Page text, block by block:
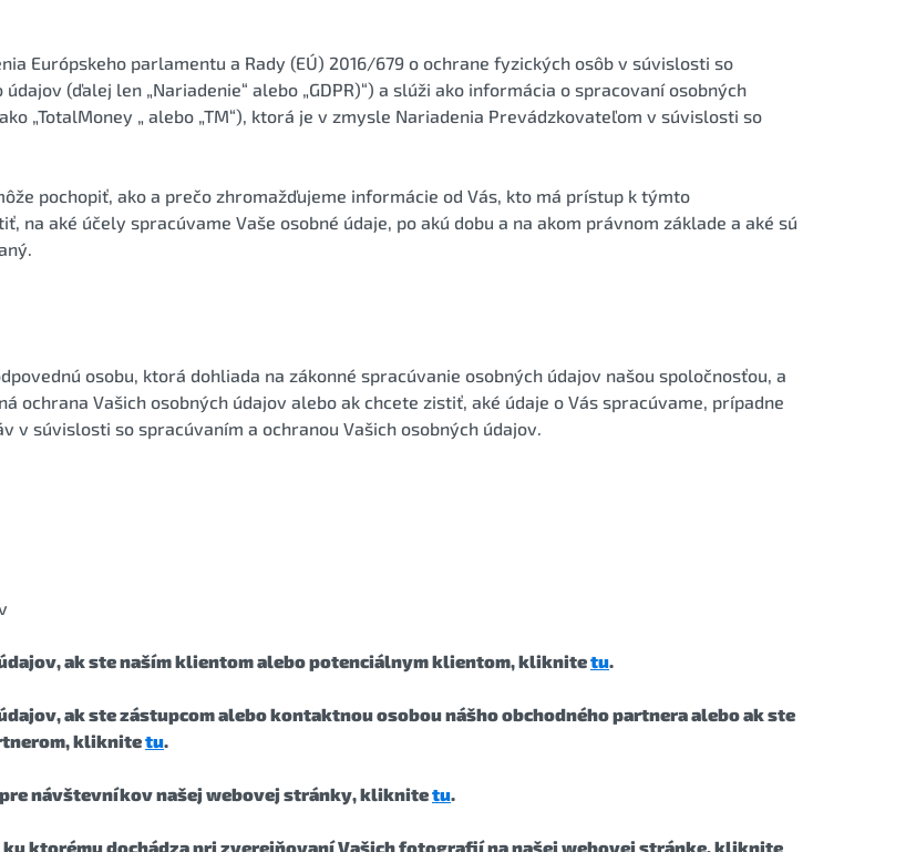
Európskeho parlamentu a Rady (EÚ) 2016/679 o ochrane fyzických osôb v súvislosti so
(ďalej len „Nariadenie“ alebo „GDPR)“) a slúži ako informácia o spracovaní osobných
„TotalMoney „ alebo „TM“), ktorá je v zmysle Nariadenia Prevádzkovateľom v súvislosti so
pochopiť, ako a prečo zhromažďujeme informácie od Vás, kto má prístup k týmto
na aké účely spracúvame Vaše osobné údaje, po akú dobu a na akom právnom základe a aké sú
osobu, ktorá dohliada na zákonné spracúvanie osobných údajov našou spoločnosťou, a
ochrana Vašich osobných údajov alebo ak chcete zistiť, aké údaje o Vás spracúvame, prípadne
súvislosti so spracúvaním a ochranou Vašich osobných údajov.
ak ste naším klientom alebo potenciálnym klientom, kliknitetu.
ak ste zástupcom alebo kontaktnou osobou nášho obchodného partnera alebo ak ste
kliknitetu.
návštevníkov našej webovej stránky, kliknitetu.
ktorému dochádza pri zverejňovaní Vašich fotografií na našej webovej stránke, kliknite